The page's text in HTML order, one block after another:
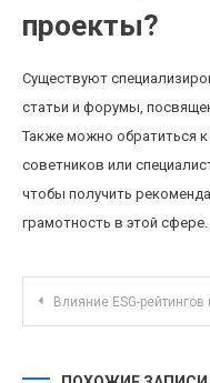
проекты?
Существуют
статьи и форумы,
Также можно обратиться
советников или
чтобы получить
грамотность в этой сфере.
Влияние ESG-рейтингов на инвестиционные стратегии в российском фондовом